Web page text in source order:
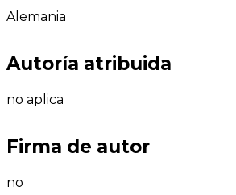
Alemania
Autoría atribuida
no aplica
Firma de autor
no